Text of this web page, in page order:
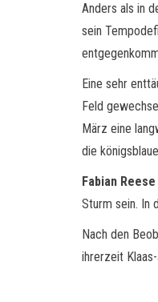
Anders als in
sein
Eine sehr
Feld
März eine
die
Fabian Reese
Sturm sein. In
Nach den
ihrerzeit